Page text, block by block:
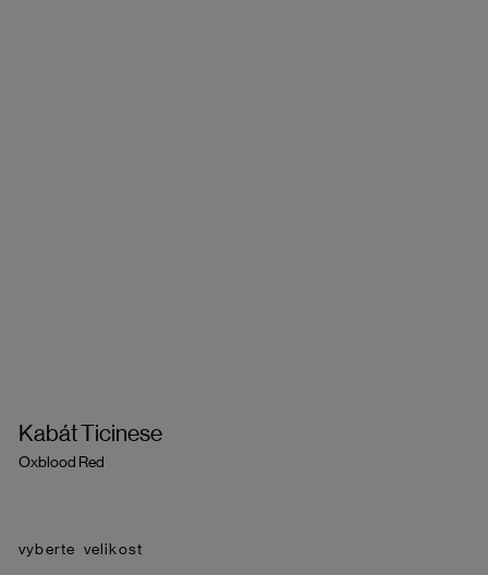
Kabát Ticinese
Oxblood Red
velikost